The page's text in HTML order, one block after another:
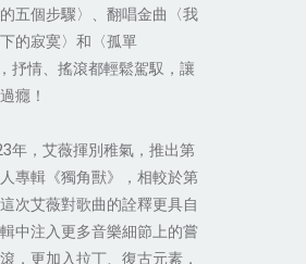
五個步驟〉、翻唱金曲〈我
的寂寞〉和〈孤單
抒情、搖滾都輕鬆駕馭，讓
癮！
年，艾薇揮別稚氣，推出第
專輯《獨角獸》，相較於第
次艾薇對歌曲的詮釋更具自
中注入更多音樂細節上的嘗
，更加入拉丁、復古元素，